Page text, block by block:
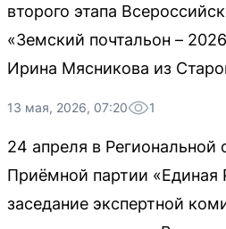
второго этапа
«Земский почтальон –
Ирина Мясникова из
13 мая, 2026, 07:20 1
24 апреля в Региональной
Приёмной партии «Единая
заседание экспертной